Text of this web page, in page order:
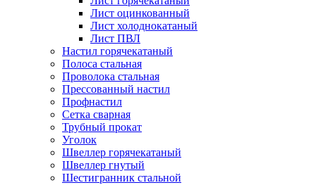
Лист оцинкованный
Лист холоднокатаный
Лист ПВЛ
Настил горячекатаный
Полоса стальная
Проволока стальная
Прессованный настил
Профнастил
Сетка сварная
Трубный прокат
Уголок
Швеллер горячекатаный
Швеллер гнутый
Шестигранник стальной